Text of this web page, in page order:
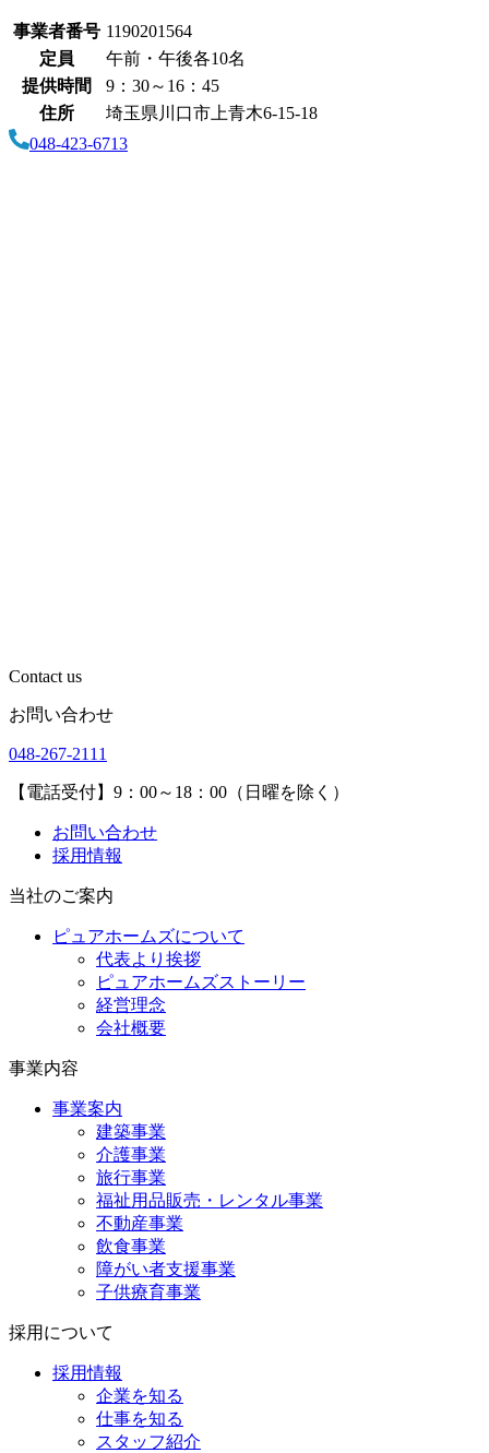
事業者番号 1190201564
定員
午前・午後各10名
提供時間
9：30～16：45
住所
埼玉県川口市上青木6-15-18
048-423-6713
Contact us
お問い合わせ
048-267-2111
【電話受付】9：00～18：00（日曜を除く）
お問い合わせ
採用情報
当社のご案内
ピュアホームズについて
代表より挨拶
ピュアホームズストーリー
経営理念
会社概要
事業内容
事業案内
建築事業
介護事業
旅行事業
福祉用品販売・レンタル事業
不動産事業
飲食事業
障がい者支援事業
子供療育事業
採用について
採用情報
企業を知る
仕事を知る
スタッフ紹介